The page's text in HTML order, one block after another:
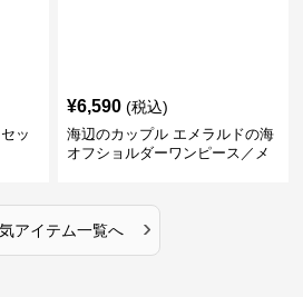
ッ
¥6,590 (税込)
海辺のカップル エメラルドの海
オフショルダーワンピース／メ
アイテム一覧へ ›